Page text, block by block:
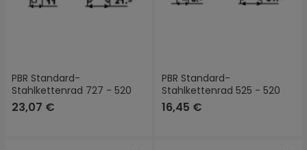
PBR Standard-
Stahlkettenrad 727 - 520
23,07 €
PBR Standard-
Stahlkettenrad 525 - 520
16,45 €